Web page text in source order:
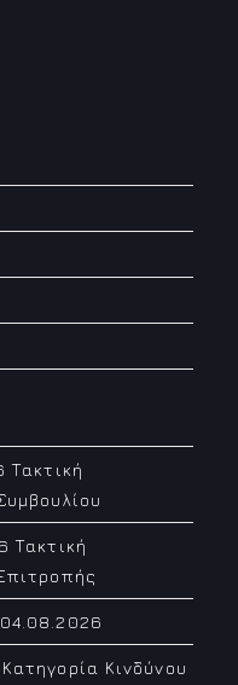
Τακτική
Τακτική
Κινδύνου